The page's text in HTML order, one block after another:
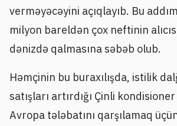
verməyəcəyini açıqlayıb. Bu
milyon bareldən çox neftinin
dənizdə qalmasına səbəb olub.
Həmçinin bu buraxılışda, istilik
satışları artırdığı Çinli kondisioner
Avropa tələbatını qarşılamaq